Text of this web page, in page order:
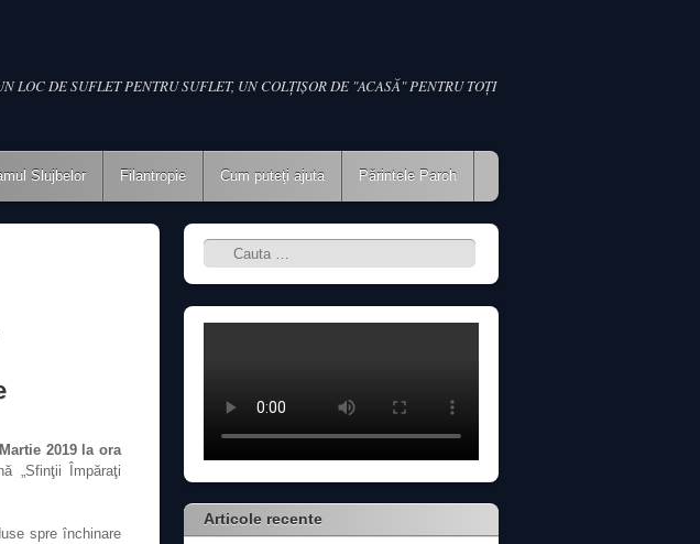
LOC DE SUFLET PENTRU SUFLET, UN COLŢIŞOR DE "ACASĂ" PENTRU TOŢI
Slujbelor Filantropie Cum puteţi ajuta Părintele Paroh
2019 la ora
„Sfinţii Împăraţi
spre închinare
Search
Articole recente